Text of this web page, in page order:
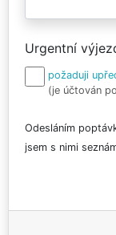
Urgentní
požaduji
(je účtován
Odesláním
jsem s nimi